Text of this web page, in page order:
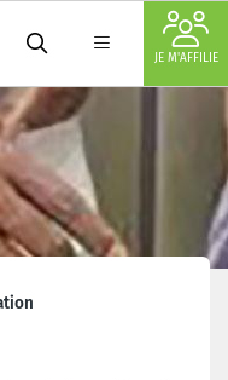
JE M'AFFILIE